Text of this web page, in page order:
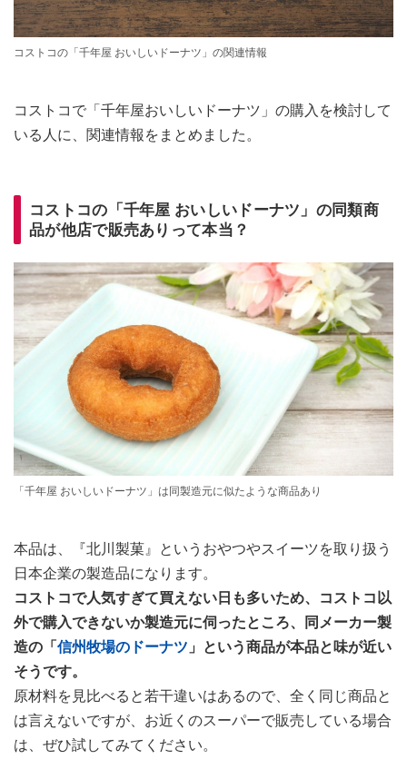
コストコの「千年屋 おいしいドーナツ」の関連情報
コストコで「千年屋おいしいドーナツ」の購入を検討して
いる人に、関連情報をまとめました。
コストコの「千年屋 おいしいドーナツ」の同類商
品が他店で販売ありって本当？
「千年屋 おいしいドーナツ」は同製造元に似たような商品あり
本品は、『北川製菓』というおやつやスイーツを取り扱う
日本企業の製造品になります。
コストコで人気すぎて買えない日も多いため、コストコ以
外で購入できないか製造元に伺ったところ、同メーカー製
造の「信州牧場のドーナツ 」という商品が本品と味が近い
そうです。
原材料を見比べると若干違いはあるので、全く同じ商品と
は言えないですが、お近くのスーパーで販売している場合
は、ぜひ試してみてください。